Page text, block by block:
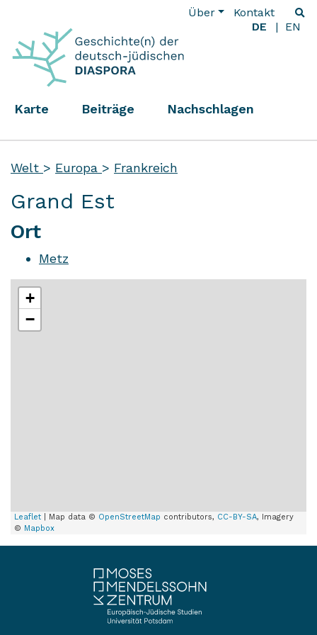
Über
Kontakt
DE
EN
Karte Beiträge Nachschlagen
Welt > Europa > Frankreich
Grand Est
Ort
Metz
+
−
Leaflet | Map data © OpenStreetMap contributors, CC-BY-SA, Imagery
© Mapbox